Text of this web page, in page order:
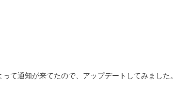
て通知が来てたので、アップデートしてみました。